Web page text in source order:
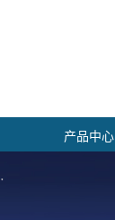
产品中心